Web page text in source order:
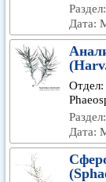
Раздел:
Дата:
Отдел:
Раздел:
Дата: